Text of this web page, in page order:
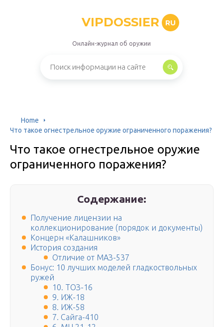
VIPDOSSIER RU
Онлайн-журнал об оружии
Home
Что такое огнестрельное оружие ограниченного поражения?
Что такое огнестрельное оружие
ограниченного поражения?
Содержание:
Получение лицензии на
коллекционирование (порядок и документы)
Концерн «Калашников»
История создания
Отличие от МАЗ-537
Бонус: 10 лучших моделей гладкоствольных
ружей
10. ТОЗ-16
9. ИЖ-18
8. ИЖ-58
7. Сайга-410